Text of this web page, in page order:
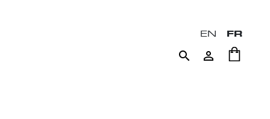
EN FR
 